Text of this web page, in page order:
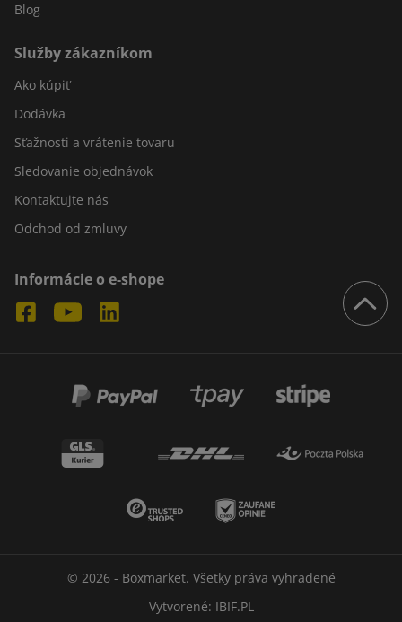
Blog
Služby zákazníkom
Ako kúpiť
Dodávka
Sťažnosti a vrátenie tovaru
Sledovanie objednávok
Kontaktujte nás
Odchod od zmluvy
Informácie o e-shope
© 2026 - Boxmarket. Všetky práva vyhradené
Vytvorené: IBIF.PL